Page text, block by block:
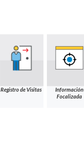
Registro de Visitas
Información
Focalizada